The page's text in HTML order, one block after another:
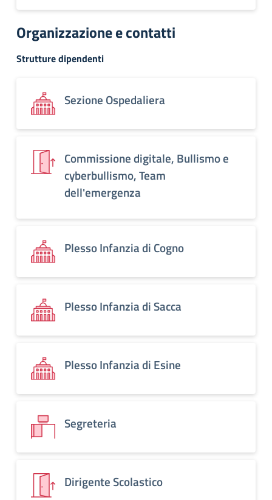
Organizzazione e contatti
Strutture dipendenti
Sezione Ospedaliera
Commissione digitale, Bullismo e
cyberbullismo, Team
dell'emergenza
Plesso Infanzia di Cogno
Plesso Infanzia di Sacca
Plesso Infanzia di Esine
Segreteria
Dirigente Scolastico